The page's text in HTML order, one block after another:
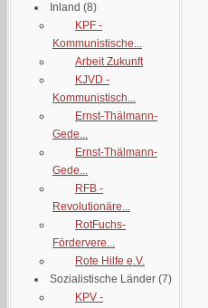
Inland (8)
KPF -
Kommunistische...
Arbeit Zukunft
KJVD -
Kommunistisch...
Ernst-Thälmann-
Gede...
Ernst-Thälmann-
Gede...
RFB -
Revolutionäre...
RotFuchs-
Fördervere...
Rote Hilfe e.V.
Sozialistische Länder (7)
KPV -